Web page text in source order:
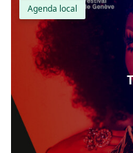
Agenda local